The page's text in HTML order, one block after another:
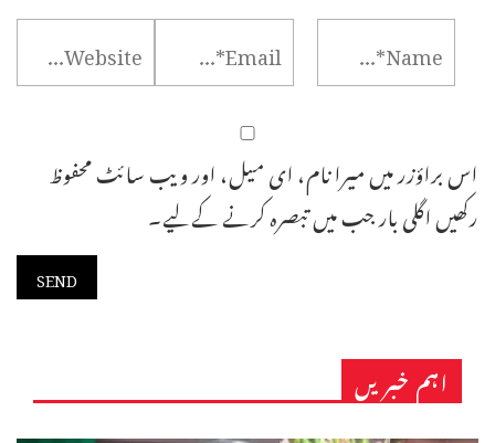
اس براؤزر میں میرا نام، ای میل، اور ویب سائٹ محفوظ
رکھیں اگلی بار جب میں تبصرہ کرنے کےلیے۔
اہم خبریں